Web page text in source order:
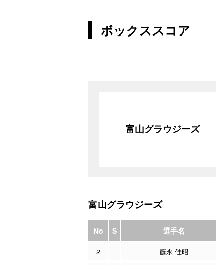
ボックススコア
富山グラウジーズ
富山グラウジーズ
No S 選手名
2 藤永 佳昭